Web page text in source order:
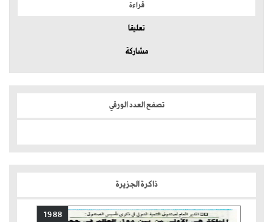
قراءة
تعليقا
مشاركة
تصفح العدد الورقي
ذاكرة الجزيرة
1988